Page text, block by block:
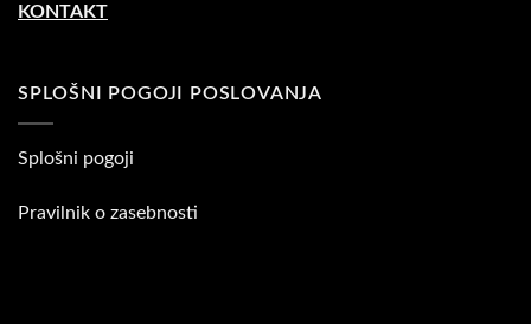
KONTAKT
SPLOŠNI POGOJI POSLOVANJA
Splošni pogoji
Pravilnik o zasebnosti